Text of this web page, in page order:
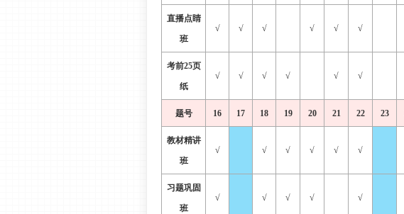
直播点睛
班
√ √ √ √ √ √
考前25页
纸
√ √ √ √ √ √
题号 16 17 18 19 20 21 22 23
教材精讲
班
√ √ √ √ √ √
习题巩固
班
√ √ √ √ √